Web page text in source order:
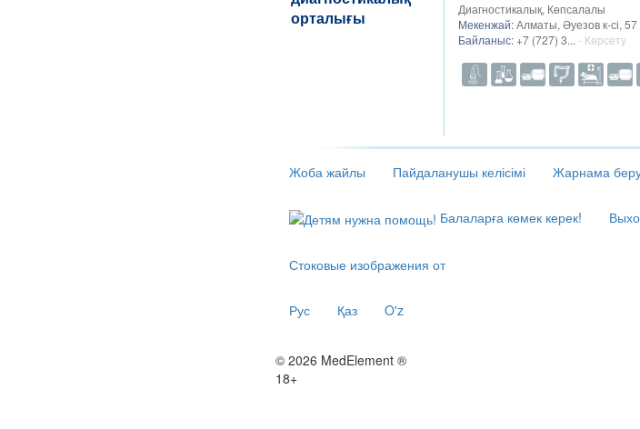
Диагностикалық, Көпсалалы
Мекенжай:Алматы, Әуезов к-сі, 57
Байланыс: +7 (727) 3... - Көрсету
Жоба жайлы Пайдаланушы келісімі Жарнама
Балаларға көмек керек!
Стоковые изображения от
Рус Қаз O'z
© 2026 MedElement ®
18+